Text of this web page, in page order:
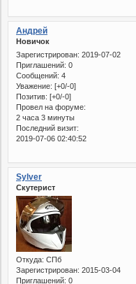
Андрей
Новичок
Зарегистрирован: 2019-07-02
Приглашений: 0
Сообщений: 4
Уважение: [+0/-0]
Позитив: [+0/-0]
Провел на форуме:
2 часа 3 минуты
Последний визит:
2019-07-06 02:40:52
Sylver
Скутерист
Откуда: СПб
Зарегистрирован: 2015-03-04
Приглашений: 0